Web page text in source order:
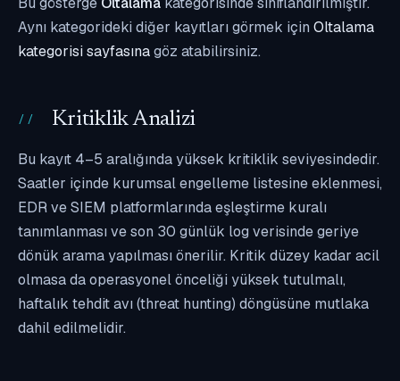
Aynı kategorideki diğer kayıtları görmek için Oltalama
kategorisi sayfasınagöz atabilirsiniz.
Kritiklik Analizi
Bu kayıt 4–5 aralığında yüksek kritiklik seviyesindedir.
Saatler içinde kurumsal engelleme listesine eklenmesi,
EDR ve SIEM platformlarında eşleştirme kuralı
tanımlanması ve son 30 günlük log verisinde geriye
dönük arama yapılması önerilir. Kritik düzey kadar acil
olmasa da operasyonel önceliği yüksek tutulmalı,
haftalık tehdit avı (threat hunting) döngüsüne mutlaka
dahil edilmelidir.